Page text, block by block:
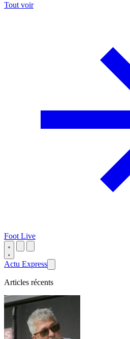
Tout voir
Foot Live
Actu Express
Articles récents